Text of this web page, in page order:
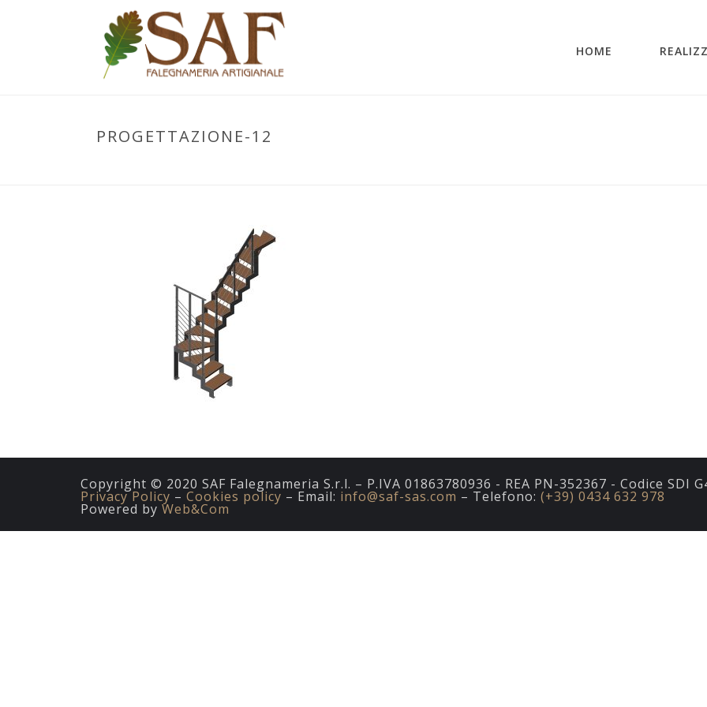
HOME
PROGETTAZIONE-12
Copyright © 2020 SAF Falegnameria S.r.l. – P.IVA 01863780936 - REA PN-352367 - Codice SDI
Privacy Policy – Cookies policy – Email: info@saf-sas.com – Telefono: (+39) 0434 632 978
Powered by Web&Com